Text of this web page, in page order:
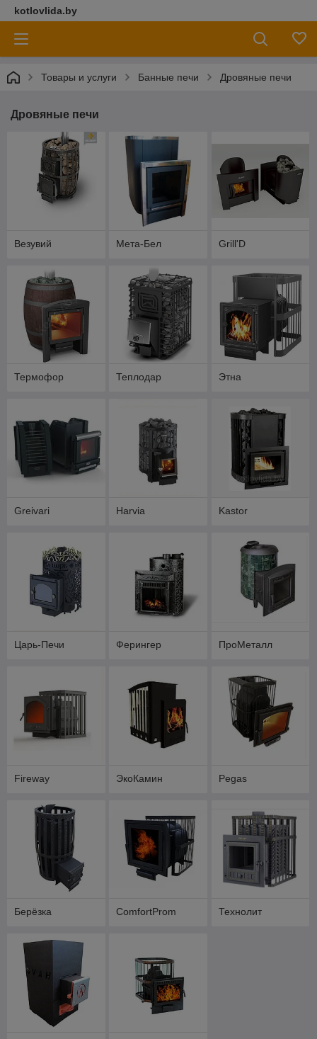
kotlovlida.by
Товары и услуги Банные печи Дровяные печи
Дровяные печи
Везувий Мета-Бел Grill'D
Термофор Теплодар Этна
Greivari Harvia Kastor
Царь-Печи Ферингер ПроМеталл
Fireway ЭкоКамин Pegas
Берёзка ComfortProm Технолит